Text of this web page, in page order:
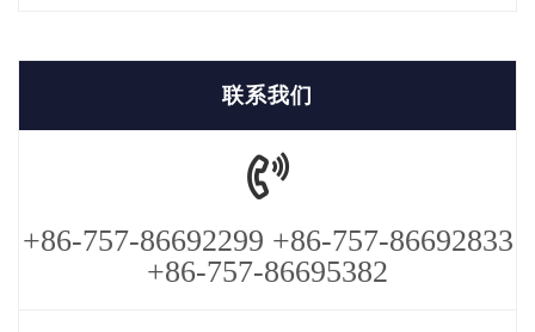
联系我们
+86-757-86692299 +86-757-86692833
+86-757-86695382